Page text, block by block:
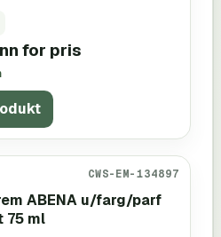
for pris
CWS-EM-134897
ABENA u/farg/parf
75 ml